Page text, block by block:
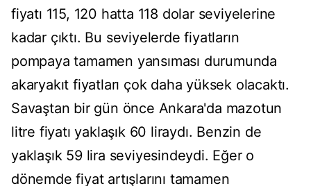
fiyatı 115, 120 hatta 118 dolar seviyelerine
kadar çıktı. Bu seviyelerde fiyatların
pompaya tamamen yansıması durumunda
akaryakıt fiyatları çok daha yüksek olacaktı.
Savaştan bir gün önce Ankara'da mazotun
litre fiyatı yaklaşık 60 liraydı. Benzin de
yaklaşık 59 lira seviyesindeydi. Eğer o
dönemde fiyat artışlarını tamamen